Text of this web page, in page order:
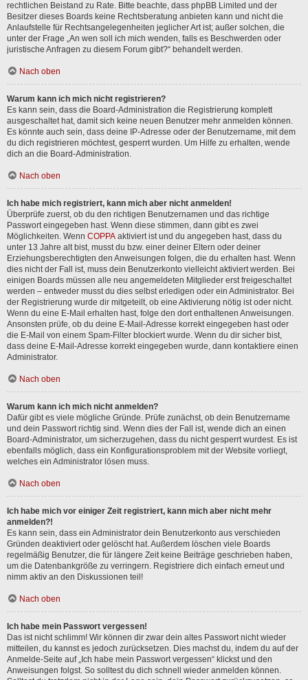
rechtlichen Beistand zu Rate. Bitte beachte, dass phpBB Limited und der
Besitzer dieses Boards keine Rechtsberatung anbieten kann und nicht die
Anlaufstelle für Rechtsangelegenheiten jeglicher Art ist; außer solchen, die
unter der Frage „An wen soll ich mich wenden, falls es Beschwerden oder
juristische Anfragen zu diesem Forum gibt?“ behandelt werden.
Nach oben
Warum kann ich mich nicht registrieren?
Es kann sein, dass die Board-Administration die Registrierung komplett
ausgeschaltet hat, damit sich keine neuen Benutzer mehr anmelden können.
Es könnte auch sein, dass deine IP-Adresse oder der Benutzername, mit dem
du dich registrieren möchtest, gesperrt wurden. Um Hilfe zu erhalten, wende
dich an die Board-Administration.
Nach oben
Ich habe mich registriert, kann mich aber nicht anmelden!
Überprüfe zuerst, ob du den richtigen Benutzernamen und das richtige
Passwort eingegeben hast. Wenn diese stimmen, dann gibt es zwei
Möglichkeiten. Wenn COPPA aktiviert ist und du angegeben hast, dass du
unter 13 Jahre alt bist, musst du bzw. einer deiner Eltern oder deiner
Erziehungsberechtigten den Anweisungen folgen, die du erhalten hast. Wenn
dies nicht der Fall ist, muss dein Benutzerkonto vielleicht aktiviert werden. Bei
einigen Boards müssen alle neu angemeldeten Mitglieder erst freigeschaltet
werden – entweder musst du dies selbst erledigen oder ein Administrator. Bei
der Registrierung wurde dir mitgeteilt, ob eine Aktivierung nötig ist oder nicht.
Wenn du eine E-Mail erhalten hast, folge den dort enthaltenen Anweisungen.
Ansonsten prüfe, ob du deine E-Mail-Adresse korrekt eingegeben hast oder
die E-Mail von einem Spam-Filter blockiert wurde. Wenn du dir sicher bist,
dass deine E-Mail-Adresse korrekt eingegeben wurde, dann kontaktiere einen
Administrator.
Nach oben
Warum kann ich mich nicht anmelden?
Dafür gibt es viele mögliche Gründe. Prüfe zunächst, ob dein Benutzername
und dein Passwort richtig sind. Wenn dies der Fall ist, wende dich an einen
Board-Administrator, um sicherzugehen, dass du nicht gesperrt wurdest. Es ist
ebenfalls möglich, dass ein Konfigurationsproblem mit der Website vorliegt,
welches ein Administrator lösen muss.
Nach oben
Ich habe mich vor einiger Zeit registriert, kann mich aber nicht mehr
anmelden?!
Es kann sein, dass ein Administrator dein Benutzerkonto aus verschieden
Gründen deaktiviert oder gelöscht hat. Außerdem löschen viele Boards
regelmäßig Benutzer, die für längere Zeit keine Beiträge geschrieben haben,
um die Datenbankgröße zu verringern. Registriere dich einfach erneut und
nimm aktiv an den Diskussionen teil!
Nach oben
Ich habe mein Passwort vergessen!
Das ist nicht schlimm! Wir können dir zwar dein altes Passwort nicht wieder
mitteilen, du kannst es jedoch zurücksetzen. Dies machst du, indem du auf der
Anmelde-Seite auf „Ich habe mein Passwort vergessen“ klickst und den
Anweisungen folgst. So solltest du dich schnell wieder anmelden können.